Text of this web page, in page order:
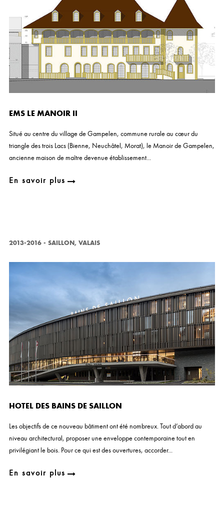
EMS LE MANOIR II
Situé au centre du village de Gampelen, commune rurale au cœur du
triangle des trois Lacs (Bienne, Neuchâtel, Morat), le Manoir de Gampelen,
ancienne maison de maître devenue établissement...
En savoir plus
2013-2016 - SAILLON, VALAIS
HOTEL DES BAINS DE SAILLON
Les objectifs de ce nouveau bâtiment ont été nombreux. Tout d’abord au
niveau architectural, proposer une enveloppe contemporaine tout en
privilégiant le bois. Pour ce qui est des ouvertures, accorder...
En savoir plus